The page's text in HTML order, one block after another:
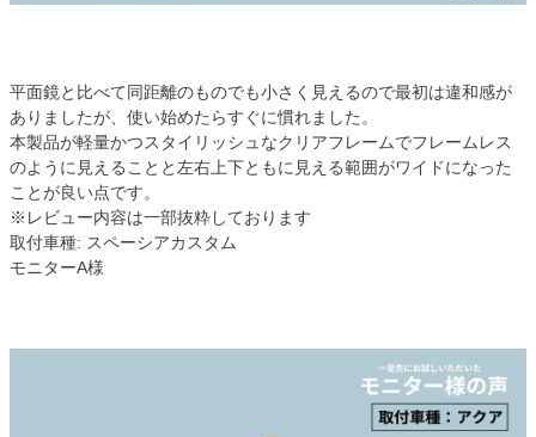
平面鏡と比べて同距離のものでも小さく見えるので最初は違和感が
ありましたが、使い始めたらすぐに慣れました。
本製品が軽量かつスタイリッシュなクリアフレームでフレームレス
のように見えることと左右上下ともに見える範囲がワイドになった
ことが良い点です。
※レビュー内容は一部抜粋しております
取付車種: スペーシアカスタム
モニターA様